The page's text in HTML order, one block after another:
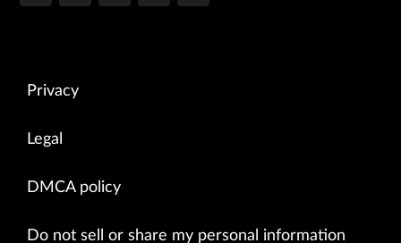
Privacy
Legal
DMCA policy
Do not sell or share my personal information